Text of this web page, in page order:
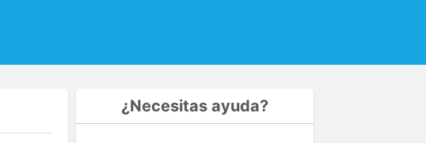
¿Necesitas ayuda?